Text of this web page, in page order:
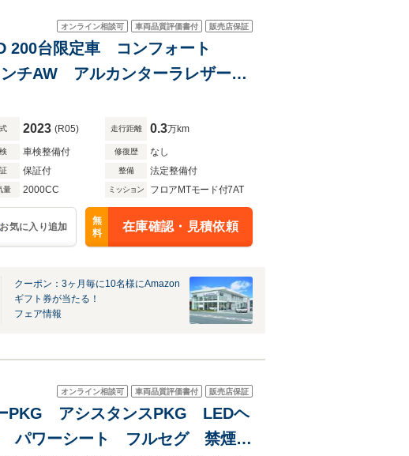
オンライン相談可 車両品質評価書付 販売店保証
チAW アルカンターラレザー
イブセレクト スマホ連携 クル
2023 (R05) 走行距離 0.3万km
車検整備付 修復歴 なし
保証付 整備 法定整備付
量 2000CC ミッション フロアMTモード付7AT
お気に入り追加
無
料
在庫確認・見積依頼
クーポン：3ヶ月毎に10名様にAmazon
ギフト券が当たる！
フェア情報
オンライン相談可 車両品質評価書付 販売店保証
PKG アシスタンスPKG LEDヘ
パワーシート フルセグ 禁煙